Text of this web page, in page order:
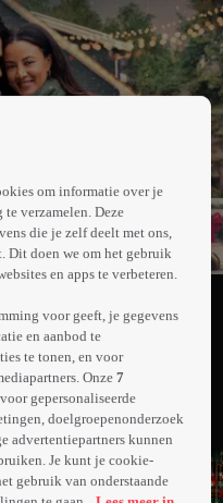
de boerderij van
haar broer de kerstmarkt
met een knappe
Videoland
om informatie over je
te verzamelen. Deze
die je zelf deelt met ons,
Dit doen we om het gebruik
en apps te verbeteren.
voor geeft, je gegevens
en aanbod te
te tonen, en voor
Onze7
gepersonaliseerde
doelgroepenonderzoek
advertentiepartners kunnen
Je kunt je cookie-
gebruik van onderstaande